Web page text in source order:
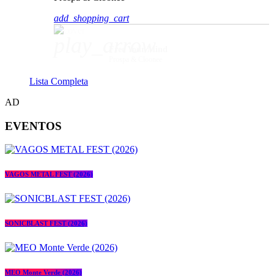
add_shopping_cart
Lista Completa
AD
EVENTOS
VAGOS METAL FEST (2026)
SONICBLAST FEST (2026)
MEO Monte Verde (2026)